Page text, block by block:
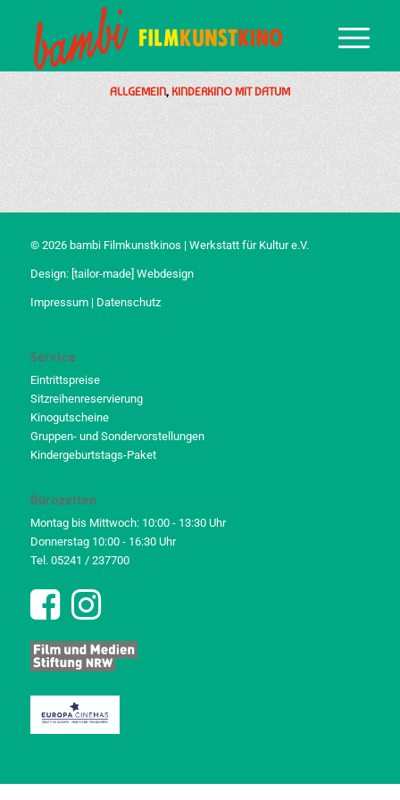
ALLGEMEIN, KINDERKINO MIT DATUM
© 2026 bambi Filmkunstkinos | Werkstatt für Kultur e.V.
Design: [tailor-made] Webdesign
Impressum| Datenschutz
Service
Eintrittspreise
Sitzreihenreservierung
Kinogutscheine
Gruppen- und Sondervorstellungen
Kindergeburtstags-Paket
Bürozeiten
Montag bis Mittwoch: 10:00 - 13:30 Uhr
Donnerstag 10:00 - 16:30 Uhr
Tel. 05241 / 237700